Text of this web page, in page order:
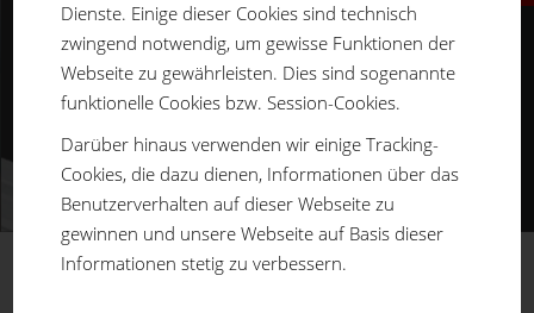
Dienste. Einige dieser Cookies sind technisch
zwingend notwendig, um gewisse Funktionen der
Webseite zu gewährleisten. Dies sind sogenannte
funktionelle Cookies bzw. Session-Cookies.
Darüber hinaus verwenden wir einige Tracking-
Cookies, die dazu dienen, Informationen über das
Benutzerverhalten auf dieser Webseite zu
gewinnen und unsere Webseite auf Basis dieser
Informationen stetig zu verbessern.